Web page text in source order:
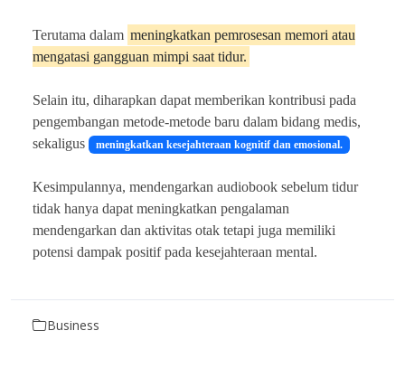
Terutama dalam meningkatkan pemrosesan memori atau
mengatasi gangguan mimpi saat tidur.
Selain itu, diharapkan dapat memberikan kontribusi pada
pengembangan metode-metode baru dalam bidang medis,
sekaligus
meningkatkan kesejahteraan kognitif dan emosional.
Kesimpulannya, mendengarkan audiobook sebelum tidur
tidak hanya dapat meningkatkan pengalaman
mendengarkan dan aktivitas otak tetapi juga memiliki
potensi dampak positif pada kesejahteraan mental.
Business